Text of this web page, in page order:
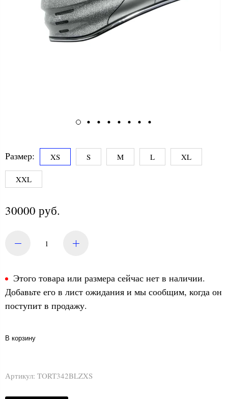
Размер: XS S M L XL
XXL
30000 руб.
Этого товара или размера сейчас нет в наличии.
Добавьте его в лист ожидания и мы сообщим, когда он
поступит в продажу.
В корзину
Артикул: TORT342BLZXS